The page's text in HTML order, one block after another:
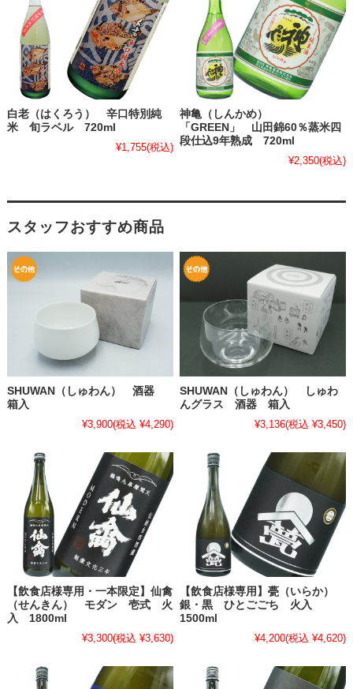
白老（はくろう） 辛口特別純
米 旬ラベル 720ml
¥1,755(税込)
神亀（しんかめ）
「GREEN」 山田錦60％蒸米四
段仕込9年熟成 720ml
¥2,350(税込)
スタッフおすすめ商品
SHUWAN（しゅわん） 酒器
箱入
¥3,900(税込 ¥4,290)
SHUWAN（しゅわん） しゅわ
んグラス 酒器 箱入
¥3,136(税込 ¥3,450)
【飲食店様専用・一本限定】仙禽
（せんきん） モダン 壱式 火
入 1800ml
¥3,300(税込 ¥3,630)
【飲食店様専用】甍（いらか）
銀・黒 ひとごごち 火入
1500ml
¥4,200(税込 ¥4,620)